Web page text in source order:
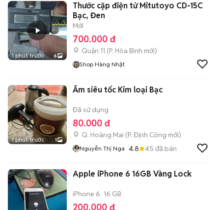
1 phút trước 6
Thước cặp điện tử Mitutoyo CD-15C
Bạc, Đen
Mới
700.000 đ
Quận 11 (P. Hòa Bình mới)
Shop Hàng Nhật
1 phút trước 1
Ấm siêu tốc Kim loại Bạc
Đã sử dụng
80.000 đ
Q. Hoàng Mai (P. Định Công mới)
Nguyễn Thị Nga 4.8 45 đã bán
Apple iPhone 6 16GB Vàng Lock
iPhone 6 16 GB
200.000 đ